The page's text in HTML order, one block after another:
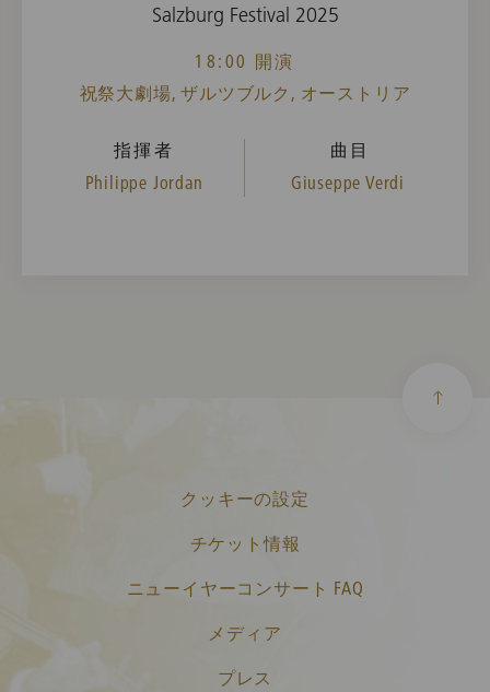
Salzburg Festival 2025
18:00 開演
祝祭大劇場, ザルツブルク, オーストリア
指揮者
Philippe Jordan
曲目
Giuseppe Verdi
クッキーの設定
チケット情報
ニューイヤーコンサート FAQ
メディア
プレス